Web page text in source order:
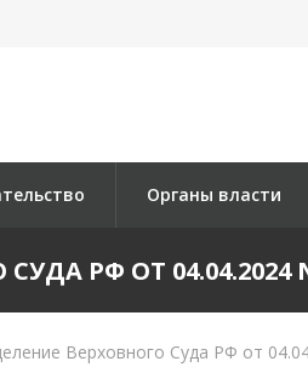
Органы власти
РФ ОТ 04.04.2024
Верховного Суда РФ от